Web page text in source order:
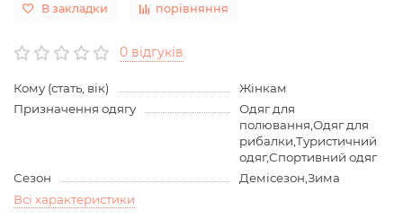
В закладки порівняння
0 відгуків
Кому (стать, вік)
Жінкам
Призначення одягу
Одяг для
полювання,Одяг для
рибалки,Туристичний
одяг,Спортивний одяг
Сезон
Демісезон,Зима
Всі характеристики